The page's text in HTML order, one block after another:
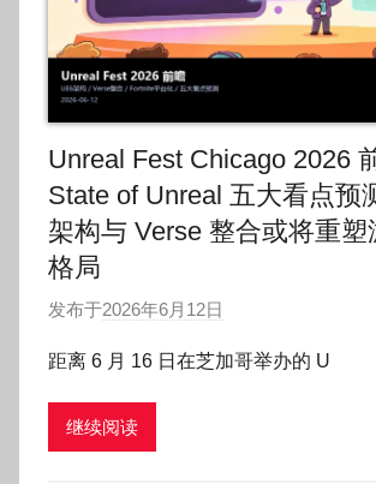
Unreal Fest Chicago 2026
State of Unreal 五大看点预
架构与 Verse 整合或将重塑
格局
发布于2026年6月12日
:
距离 6 月 16 日在芝加哥举办的 U
继续阅读